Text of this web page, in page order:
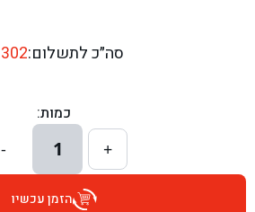
בן גל - דרך השבעה 20, אזור - אזור
בן גל - הרצל 6, גדרה - גדרה
בן גל - שדרות דוד בן גוריון 8, באר שבע - באר שבע
סה״כ לתשלום:302
כמות:
+
1
-
הזמן עכשיו